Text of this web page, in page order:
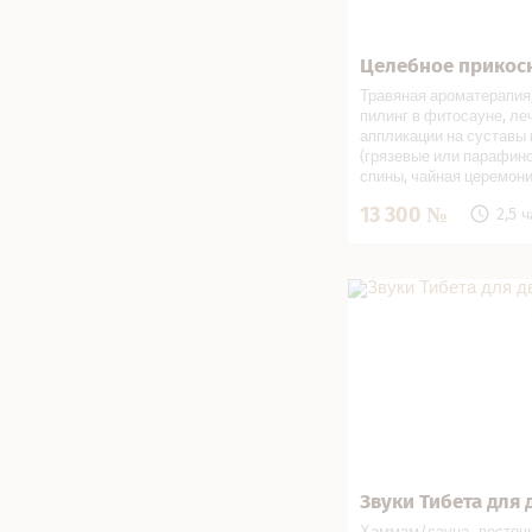
Целебное
Травяная
пилинг в фито­сауне,
аппликации на суставы
(грязевые или
спины, чайная
13 300 2,5
Записаться
Звуки Тибета для
салоне
Звуки Тибета для
Записаться